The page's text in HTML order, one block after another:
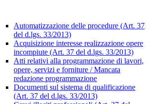
Automatizzazione delle procedure (Art. 37
del d.lgs. 33/2013)
Acquisizione interesse realizzazione opere
incompiute (Art. 37 del d.lgs. 33/2013)
Atti relativi alla programmazione di lavori,
opere, servizi e forniture / Mancata
redazione programmazione
Documenti sul sistema di qualificazione
(Art. 37 del d.lgs. 33/2013)